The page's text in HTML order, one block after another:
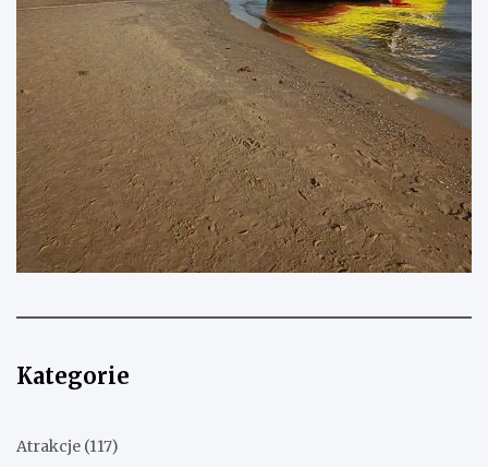
Kategorie
Atrakcje (117)